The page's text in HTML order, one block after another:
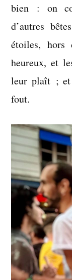
bien : on
d’autres
étoiles, hors
heureux, et
leur plaît ; et
fout.